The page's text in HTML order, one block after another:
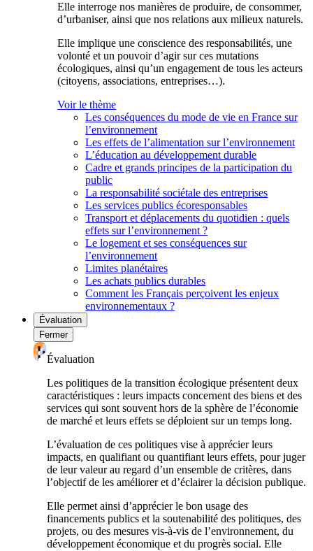
Elle interroge nos manières de produire, de consommer,
d’urbaniser, ainsi que nos relations aux milieux naturels.
Elle implique une conscience des responsabilités, une
volonté et un pouvoir d’agir sur ces mutations
écologiques, ainsi qu’un engagement de tous les acteurs
(citoyens, associations, entreprises…).
Voir le thème
Les conséquences du mode de vie en France sur
l’environnement
Les effets de l’alimentation sur l’environnement
L’éducation au développement durable
Cadre et grands principes de la participation du
public
La responsabilité sociétale des entreprises
Les services publics écoresponsables
Transport et déplacements du quotidien : quels
effets sur l’environnement ?
Le logement et ses conséquences sur
l’environnement
Limites planétaires
Les achats publics durables
Comment les Français perçoivent les enjeux
environnementaux ?
Évaluation
Fermer
Évaluation
Les politiques de la transition écologique présentent deux
caractéristiques : leurs impacts concernent des biens et des
services qui sont souvent hors de la sphère de l’économie
de marché et leurs effets se déploient sur un temps long.
L’évaluation de ces politiques vise à apprécier leurs
impacts, en qualifiant ou quantifiant leurs effets, pour juger
de leur valeur au regard d’un ensemble de critères, dans
l’objectif de les améliorer et d’éclairer la décision publique.
Elle permet ainsi d’apprécier le bon usage des
financements publics et la soutenabilité des politiques, des
projets, ou des mesures vis-à-vis de l’environnement, du
développement économique et du progrès social. Elle